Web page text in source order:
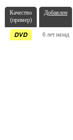
Качество
(пример)
Добавлен
6 лет назад